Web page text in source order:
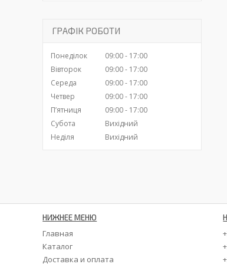
ГРАФІК РОБОТИ
Понеділок 09:00
17:00
Вівторок
09:00
17:00
Середа
09:00
17:00
Четвер
09:00
17:00
Пʼятниця
09:00
17:00
Субота
Вихідний
Неділя
Вихідний
НИЖНЕЕ МЕНЮ
Главная
Каталог
Доставка и оплата